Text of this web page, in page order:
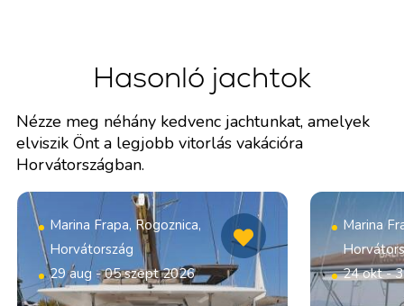
Hasonló jachtok
Nézze meg néhány kedvenc jachtunkat, amelyek
elviszik Önt a legjobb vitorlás vakációra
Horvátországban.
Marina Frapa, Rogoznica,
Horvátország
29 aug - 05 szept 2026
Marina
24 okt -